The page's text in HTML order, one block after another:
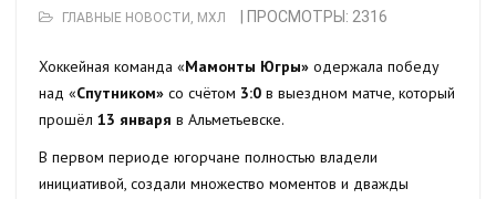
ГЛАВНЫЕ НОВОСТИ , МХЛ | ПРОСМОТРЫ: 2316
Хоккейная команда «Мамонты Югры» одержала победу
над «Спутником» со счётом 3:0 в выездном матче, который
прошёл 13 января в Альметьевске.
В первом периоде югорчане полностью владели
инициативой, создали множество моментов и дважды